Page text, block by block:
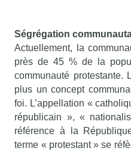
Ségrégation
Actuellement, la
près de 45 % de la
communauté protestante.
plus un concept
foi. L’appellation «
républicain », «
référence à la
terme « protestant » se